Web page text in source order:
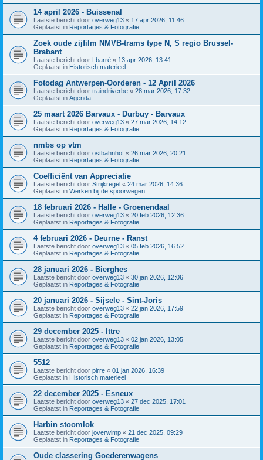
14 april 2026 - Buissenal
Laatste bericht door overweg13 « 17 apr 2026, 11:46
Geplaatst in Reportages & Fotografie
Zoek oude zijfilm NMVB-trams type N, S regio Brussel-
Brabant
Laatste bericht door Lbarré « 13 apr 2026, 13:41
Geplaatst in Historisch materieel
Fotodag Antwerpen-Oorderen - 12 April 2026
Laatste bericht door traindriverbe « 28 mar 2026, 17:32
Geplaatst in Agenda
25 maart 2026 Barvaux - Durbuy - Barvaux
Laatste bericht door overweg13 « 27 mar 2026, 14:12
Geplaatst in Reportages & Fotografie
nmbs op vtm
Laatste bericht door ostbahnhof « 26 mar 2026, 20:21
Geplaatst in Reportages & Fotografie
Coefficiënt van Appreciatie
Laatste bericht door Strijkregel « 24 mar 2026, 14:36
Geplaatst in Werken bij de spoorwegen
18 februari 2026 - Halle - Groenendaal
Laatste bericht door overweg13 « 20 feb 2026, 12:36
Geplaatst in Reportages & Fotografie
4 februari 2026 - Deurne - Ranst
Laatste bericht door overweg13 « 05 feb 2026, 16:52
Geplaatst in Reportages & Fotografie
28 januari 2026 - Bierghes
Laatste bericht door overweg13 « 30 jan 2026, 12:06
Geplaatst in Reportages & Fotografie
20 januari 2026 - Sijsele - Sint-Joris
Laatste bericht door overweg13 « 22 jan 2026, 17:59
Geplaatst in Reportages & Fotografie
29 december 2025 - Ittre
Laatste bericht door overweg13 « 02 jan 2026, 13:05
Geplaatst in Reportages & Fotografie
5512
Laatste bericht door pirre « 01 jan 2026, 16:39
Geplaatst in Historisch materieel
22 december 2025 - Esneux
Laatste bericht door overweg13 « 27 dec 2025, 17:01
Geplaatst in Reportages & Fotografie
Harbin stoomlok
Laatste bericht door joverwimp « 21 dec 2025, 09:29
Geplaatst in Reportages & Fotografie
Oude classering Goederenwagens